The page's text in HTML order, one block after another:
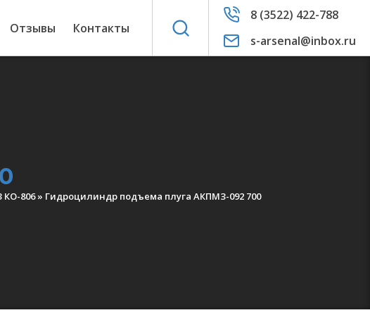
Отзывы Контакты
8 (3522) 422-788
s-arsenal@inbox.ru
КО-806» Гидроцилиндр подъема плуга АКПМЗ-092 700